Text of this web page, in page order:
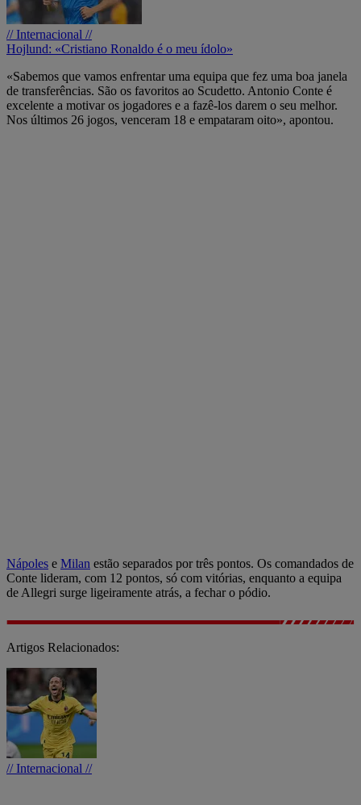
// Internacional //
Hojlund: «Cristiano Ronaldo é o meu ídolo»
«Sabemos que vamos enfrentar uma equipa que fez uma boa janela
de transferências. São os favoritos ao Scudetto. Antonio Conte é
excelente a motivar os jogadores e a fazê-los darem o seu melhor.
Nos últimos 26 jogos, venceram 18 e empataram oito», apontou.
Nápoles e Milan estão separados por três pontos. Os comandados de
Conte lideram, com 12 pontos, só com vitórias, enquanto a equipa
de Allegri surge ligeiramente atrás, a fechar o pódio.
Artigos Relacionados:
// Internacional //